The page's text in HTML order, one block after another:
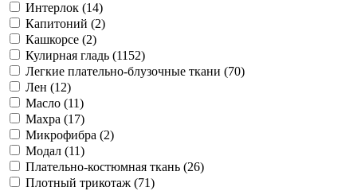
Интерлок (14)
Капитоний (2)
Кашкорсе (2)
Кулирная гладь (1152)
Легкие плательно-блузочные ткани (70)
Лен (12)
Масло (11)
Махра (17)
Микрофибра (2)
Модал (11)
Плательно-костюмная ткань (26)
Плотный трикотаж (71)